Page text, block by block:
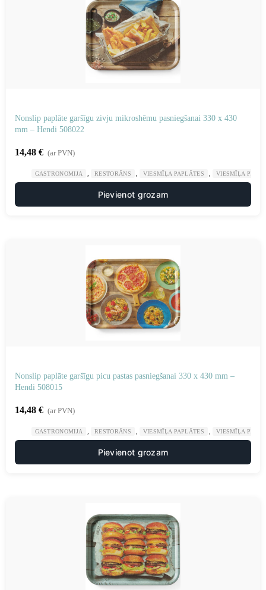
Nonslip paplāte garšīgu zivju mikroshēmu pasniegšanai 330 x 430
mm – Hendi 508022
14,48 € (ar PVN)
GASTRONOMIJA RESTORĀNS VIESMĪĻA PAPLĀTES VIESMĪĻA
Pievienot grozam
Nonslip paplāte garšīgu picu pastas pasniegšanai 330 x 430 mm –
Hendi 508015
14,48 € (ar PVN)
GASTRONOMIJA RESTORĀNS VIESMĪĻA PAPLĀTES VIESMĪĻA
Pievienot grozam